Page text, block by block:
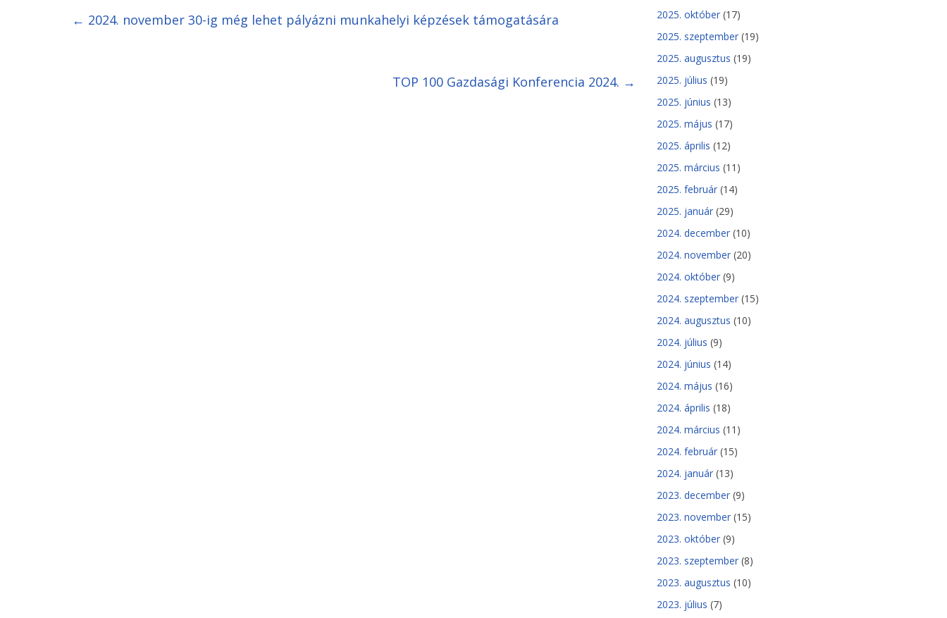
← 2024. november 30-ig még lehet pályázni munkahelyi képzések támogatására
TOP 100 Gazdasági Konferencia 2024. →
2025. október (17)
2025. szeptember (19)
2025. augusztus (19)
2025. július (19)
2025. június (13)
2025. május (17)
2025. április (12)
2025. március (11)
2025. február (14)
2025. január (29)
2024. december (10)
2024. november (20)
2024. október (9)
2024. szeptember (15)
2024. augusztus (10)
2024. július (9)
2024. június (14)
2024. május (16)
2024. április (18)
2024. március (11)
2024. február (15)
2024. január (13)
2023. december (9)
2023. november (15)
2023. október (9)
2023. szeptember (8)
2023. augusztus (10)
2023. július (7)